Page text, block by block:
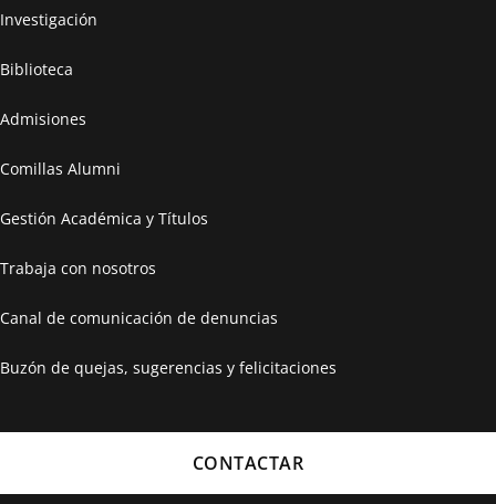
Investigación
Biblioteca
Admisiones
Comillas Alumni
Gestión Académica y Títulos
Trabaja con nosotros
Canal de comunicación de denuncias
Buzón de quejas, sugerencias y felicitaciones
CONTACTAR